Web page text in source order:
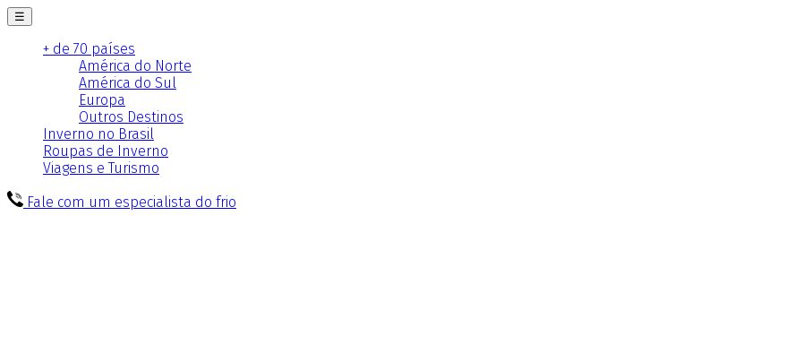
☰
+ de 70 países
América do Norte
América do Sul
Europa
Outros Destinos
Inverno no Brasil
Roupas de Inverno
Viagens e Turismo
Fale com um especialista do frio